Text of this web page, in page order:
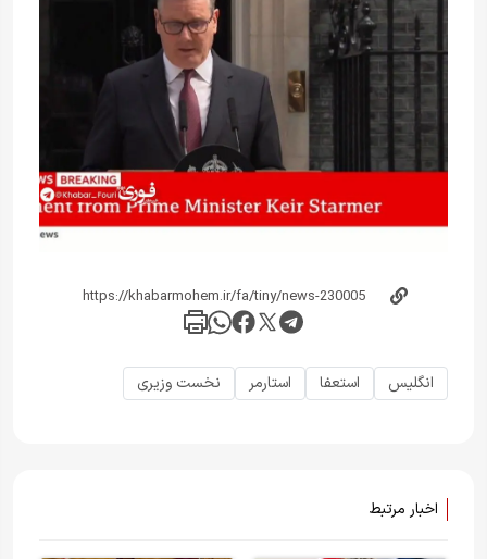
انگلیس استعفا استارمر نخست وزیری
اخبار مرتبط